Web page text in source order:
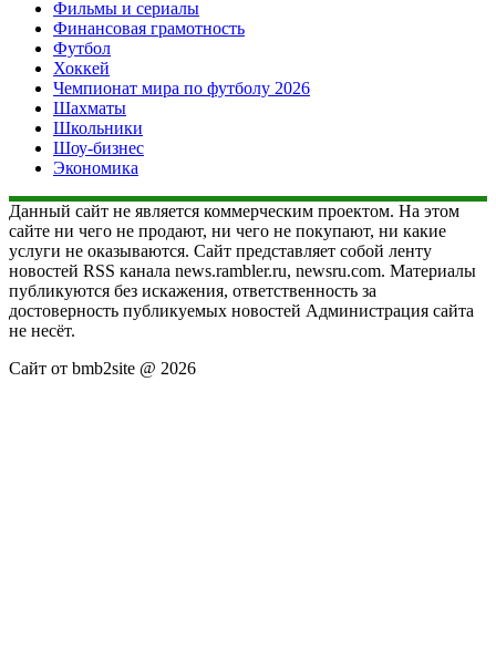
Фильмы и сериалы
Финансовая грамотность
Футбол
Хоккей
Чемпионат мира по футболу 2026
Шахматы
Школьники
Шоу-бизнес
Экономика
Данный сайт не является коммерческим проектом. На этом
сайте ни чего не продают, ни чего не покупают, ни какие
услуги не оказываются. Сайт представляет собой ленту
новостей RSS канала news.rambler.ru, newsru.com. Материалы
публикуются без искажения, ответственность за
достоверность публикуемых новостей Администрация сайта
не несёт.
Сайт от bmb2site @ 2026